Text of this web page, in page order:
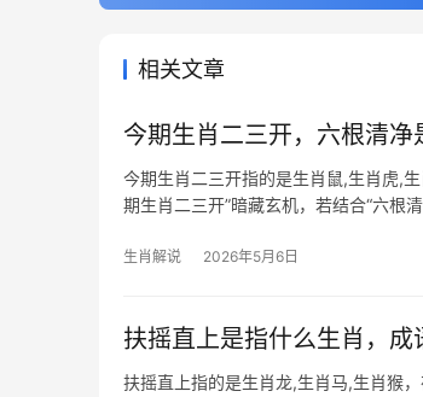
相关文章
今期生肖二三开，六根清
今期生肖二三开指的是生肖鼠,生肖虎,
期生肖二三开”暗藏玄机，若结合“六根
生肖解说 2026年5月6日
扶摇直上是指什么生肖，成
扶摇直上指的是生肖龙,生肖马,生肖猴